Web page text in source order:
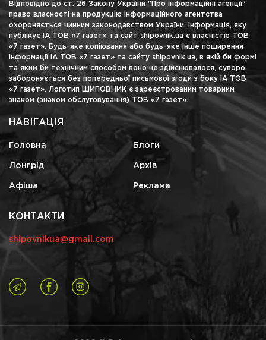
Відповідно до ст. 26 Закону України "Про інформаційні агенції"
право власності на продукцію інформаційного агентства
охороняється чинним законодавством України. Інформація, яку
публікує ІА ТОВ «7 газет» та сайт shipovnik.ua є власністю ТОВ
«7 газет». Будь-яке копіювання або будь-яке інше поширення
інформації ІА ТОВ «7 газет» та сайту shipovnik.ua, в якій би формі
та яким би технічним способом воно не здійснювалося, суворо
забороняється без попередньої письмової згоди з боку ІА ТОВ
«7 газет». Логотип ШИПОВНИК є зареєстрованим товарним
знаком (знаком обслуговування) ТОВ «7 газет».
НАВІГАЦІЯ
Головна Блоги
Лонгрід Архів
Афіша Реклама
КОНТАКТИ
shipovnikua@gmail.com